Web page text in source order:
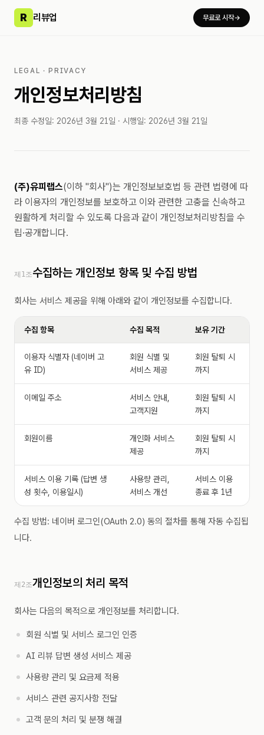
R 리뷰업 무료로 시작→
LEGAL · PRIVACY
개인정보처리방침
최종 수정일: 2026년 3월 21일 · 시행일: 2026년 3월 21일
(주)유피랩스(이하 "회사")는 개인정보보호법 등 관련 법령에 따
라 이용자의 개인정보를 보호하고 이와 관련한 고충을 신속하고
원활하게 처리할 수 있도록 다음과 같이 개인정보처리방침을 수
립·공개합니다.
제1조수집하는 개인정보 항목 및 수집 방법
회사는 서비스 제공을 위해 아래와 같이 개인정보를 수집합니다.
수집 항목 수집 목적 보유 기간
이용자 식별자 (네이버 고
유 ID)
회원 식별 및
서비스 제공
회원 탈퇴 시
까지
이메일 주소
서비스 안내,
고객지원
회원 탈퇴 시
까지
회원이름
개인화 서비스
제공
회원 탈퇴 시
까지
서비스 이용 기록 (답변 생
성 횟수, 이용일시)
사용량 관리,
서비스 개선
서비스 이용
종료 후 1년
수집 방법: 네이버 로그인(OAuth 2.0) 동의 절차를 통해 자동 수집됩
니다.
제2조개인정보의 처리 목적
회사는 다음의 목적으로 개인정보를 처리합니다.
회원 식별 및 서비스 로그인 인증
AI 리뷰 답변 생성 서비스 제공
사용량 관리 및 요금제 적용
서비스 관련 공지사항 전달
고객 문의 처리 및 분쟁 해결